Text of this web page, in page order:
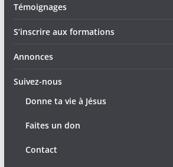
Témoignages
S’inscrire aux formations
Annonces
Suivez-nous
Donne ta vie à Jésus
Faites un don
Contact